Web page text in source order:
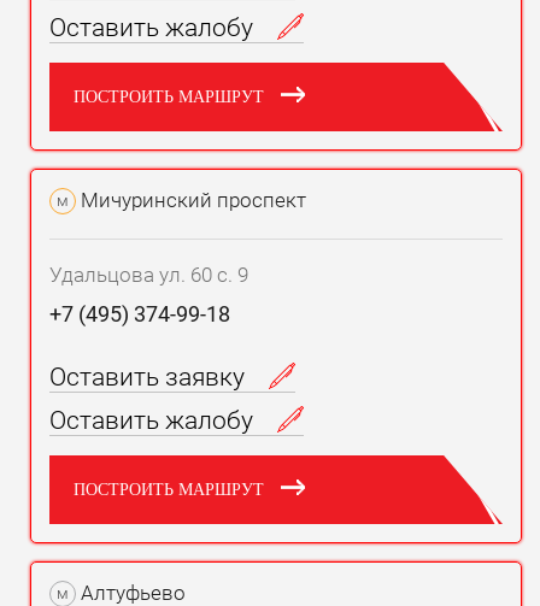
Оставить жалобу
ПОСТРОИТЬ МАРШРУТ
м Мичуринский проспект
Удальцова ул. 60 с. 9
+7 (495) 374-99-18
Оставить заявку
Оставить жалобу
ПОСТРОИТЬ МАРШРУТ
м Алтуфьево